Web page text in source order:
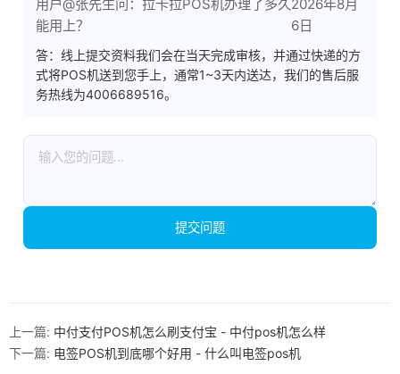
用户@张先生问：拉卡拉POS机办理了多久
能用上？
2026年8月
6日
答：线上提交资料我们会在当天完成审核，并通过快递的方
式将POS机送到您手上，通常1~3天内送达，我们的售后服
务热线为4006689516。
提交问题
上一篇: 中付支付POS机怎么刷支付宝 - 中付pos机怎么样
下一篇: 电签POS机到底哪个好用 - 什么叫电签pos机